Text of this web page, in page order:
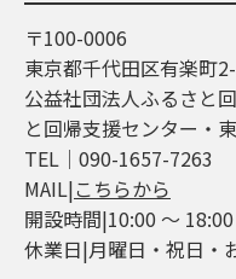
〒100-0006
東京都千代田区有楽町
公益社団法人ふるさと
と回帰支援センター・
TEL│090-1657-7263
MAIL|こちらから
開設時間|10:00 ～ 18:00
休業日|月曜日・祝日・